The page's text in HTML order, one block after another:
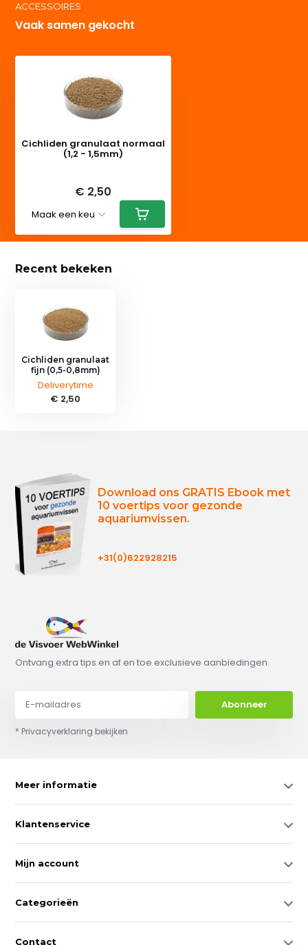
ACCESSOIRES
Vaak samen gekocht
Cichliden granulaat normaal
(1,2 - 1,5mm)
€ 2,50
Recent bekeken
Cichliden granulaat
fijn (0,5-0,8mm)
Deliverytime
€ 2,50
Download ons GRATIS Ebook met
10 voertips voor gezonde
aquariumvissen.
+31(0)622928215
Ontvang extra tips en af en toe exclusieve aanbiedingen.
Abonneer
* Privacyverklaring bekijken
Meer informatie
Klantenservice
Mijn account
Categorieën
Contact